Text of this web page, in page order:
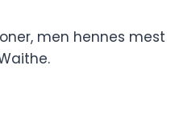
men hennes mest